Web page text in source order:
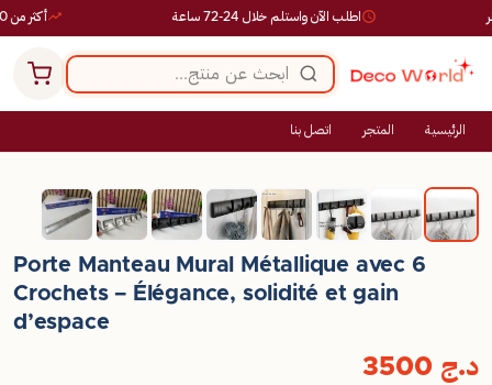
أكثر من 10,000 طلب ناجح اطلب الآن واستلم خلال 24-72 ساعة
الرئيسية المتجر اتصل بنا
Porte Manteau Mural Métallique avec 6
Crochets – Élégance, solidité et gain
d’espace
د.ج